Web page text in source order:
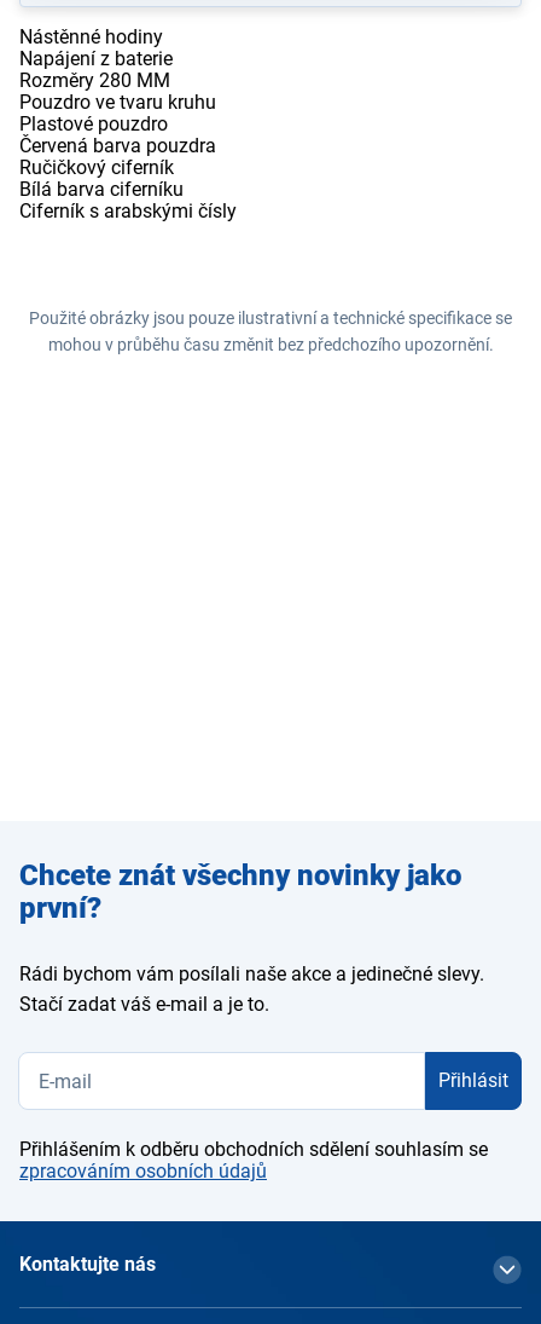
Nástěnné hodiny
Napájení z baterie
Rozměry 280 MM
Pouzdro ve tvaru kruhu
Plastové pouzdro
Červená barva pouzdra
Ručičkový ciferník
Bílá barva ciferníku
Ciferník s arabskými čísly
Použité obrázky jsou pouze ilustrativní a technické specifikace se
mohou v průběhu času změnit bez předchozího upozornění.
Zadejte
e-mail
Chcete znát všechny novinky jako
první?
Rádi bychom vám posílali naše akce a jedinečné slevy.
Stačí zadat váš e-mail a je to.
Přihlásit
Přihlášením k odběru obchodních sdělení souhlasím se
zpracováním osobních údajů
Kontaktujte nás